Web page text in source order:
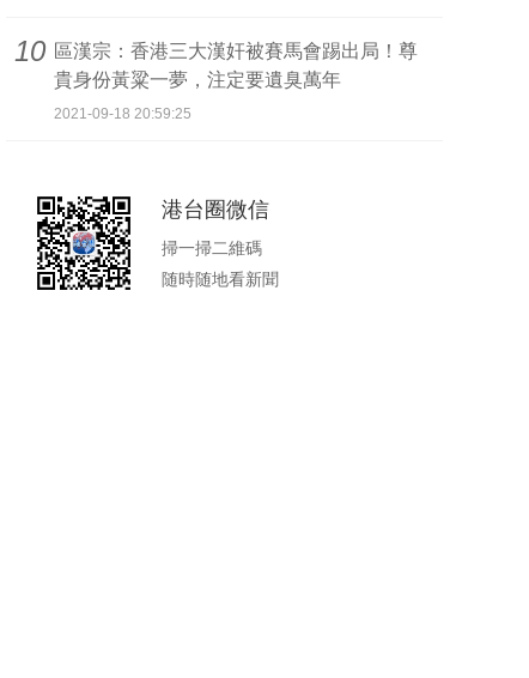
區漢宗：香港三大漢奸被賽馬會踢出局！尊
貴身份黃粱一夢，注定要遺臭萬年
2021-09-18 20:59:25
10
港台圈微信
掃一掃二維碼
随時随地看新聞